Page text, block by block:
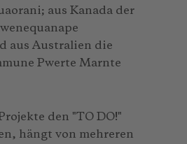
aus Kanada der
aus Australien die
Pwerte Marnte
den "TO DO!"
hängt von mehreren